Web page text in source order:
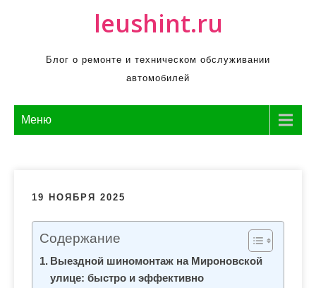
leushint.ru
Блог о ремонте и техническом обслуживании
автомобилей
Меню
19 НОЯБРЯ 2025
Содержание
Выездной шиномонтаж на Мироновской
улице: быстро и эффективно